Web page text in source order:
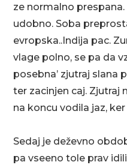
ze normalno
udobno. Soba
evropska..Indija pac.
vlage polno, se pa da
posebna’ zjutraj slana
ter zacinjen caj. Zjutraj
na koncu vodila jaz,
Sedaj je deževno
pa vseeno tole prav